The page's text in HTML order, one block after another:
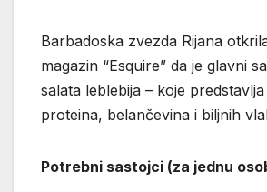
Barbadoska zvezda Rijana
magazin “Esquire” da je glavni
salata leblebija – koje
proteina, belančevina i biljnih
Potrebni sastojci (za jednu